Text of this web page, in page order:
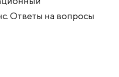
Ответы на вопросы